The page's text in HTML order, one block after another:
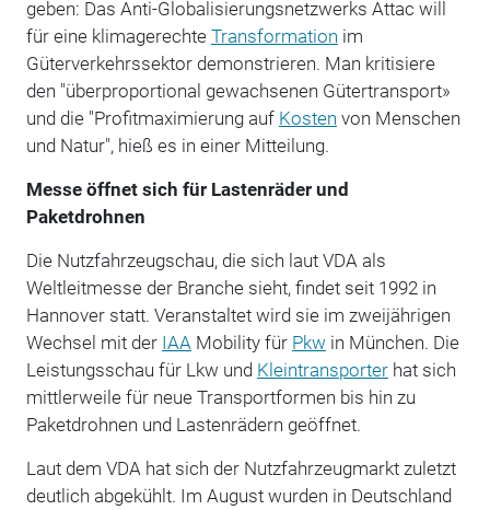
geben: Das Anti-Globalisierungsnetzwerks Attac will
für eine klimagerechte Transformation im
Güterverkehrssektor demonstrieren. Man kritisiere
den "überproportional gewachsenen Gütertransport»
und die "Profitmaximierung auf Kosten von Menschen
und Natur", hieß es in einer Mitteilung.
Messe öffnet sich für Lastenräder und
Paketdrohnen
Die Nutzfahrzeugschau, die sich laut VDA als
Weltleitmesse der Branche sieht, findet seit 1992 in
Hannover statt. Veranstaltet wird sie im zweijährigen
Wechsel mit der IAA Mobility für Pkw in München. Die
Leistungsschau für Lkw und Kleintransporterhat sich
mittlerweile für neue Transportformen bis hin zu
Paketdrohnen und Lastenrädern geöffnet.
Laut dem VDA hat sich der Nutzfahrzeugmarkt zuletzt
deutlich abgekühlt. Im August wurden in Deutschland